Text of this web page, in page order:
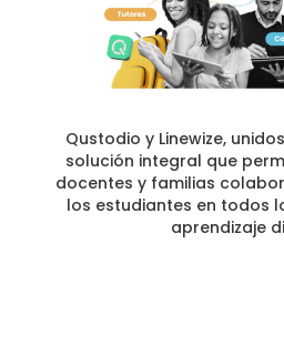
Qustodio y Linewize,
solución integral que
docentes y familias
los estudiantes en todos
aprendizaje